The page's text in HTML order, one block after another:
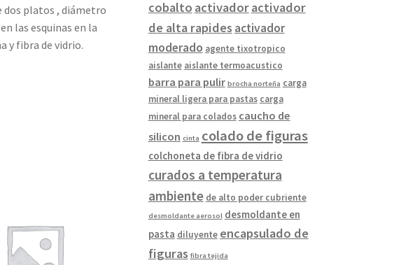
dos platos , diámetro
las esquinas en la
y fibra de vidrio.
cobalto activadoractivador
de alta rapides activador
moderado agente tixotropico
aislante aislante termoacustico
barra para pulir brocha norteña carga
mineral ligera para pastas carga
mineral para colados caucho de
silicon cinta colado de figuras
colchoneta de fibra de vidrio
curados a temperatura
ambiente de alto poder cubriente
desmoldante aerosol desmoldante en
pasta diluyente encapsulado de
figuras fibra tejida